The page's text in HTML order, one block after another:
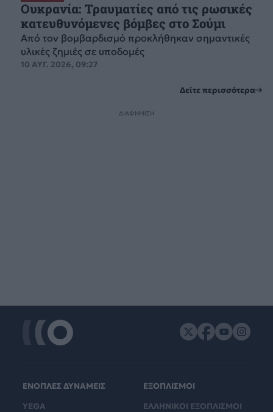
Ουκρανία: Τραυματίες από τις ρωσικές
κατευθυνόμενες βόμβες στο Σούμι
Από τον βομβαρδισμό προκλήθηκαν σημαντικές
υλικές ζημιές σε υποδομές
10 ΑΥΓ. 2026, 09:27
Δείτε περισσότερα
ΔΙΑΦΗΜΙΣΗ
ΕΝΟΠΛΕΣ ΔΥΝΑΜΕΙΣ
ΥΕΘΑ
ΕΞΟΠΛΙΣΜΟΙ
ΕΛΛΗΝΙΚΟΙ ΕΞΟΠΛΙΣΜΟΙ